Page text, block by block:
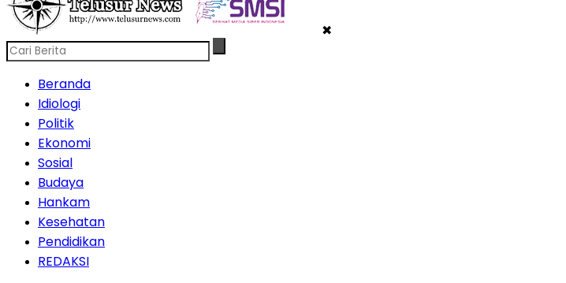
✖
Beranda
Idiologi
Politik
Ekonomi
Sosial
Budaya
Hankam
Kesehatan
Pendidikan
REDAKSI